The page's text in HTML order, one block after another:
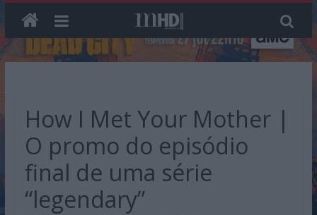
How I Met Your Mother |
O promo do episódio
final de uma série
“legendary”